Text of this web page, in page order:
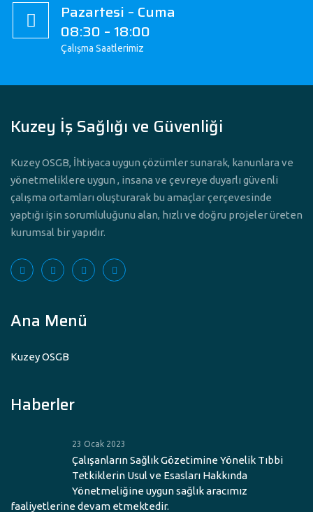
Pazartesi – Cuma
08:30 – 18:00
Çalışma Saatlerimiz
Kuzey İş Sağlığı ve Güvenliği
Kuzey OSGB, İhtiyaca uygun çözümler sunarak, kanunlara ve
yönetmeliklere uygun , insana ve çevreye duyarlı güvenli
çalışma ortamları oluşturarak bu amaçlar çerçevesinde
yaptığı işin sorumluluğunu alan, hızlı ve doğru projeler üreten
kurumsal bir yapıdır.
Ana Menü
Kuzey OSGB
Haberler
23 Ocak 2023
Çalışanların Sağlık Gözetimine Yönelik Tıbbi
Tetkiklerin Usul ve Esasları Hakkında
Yönetmeliğine uygun sağlık aracımız
faaliyetlerine devam etmektedir.